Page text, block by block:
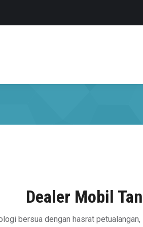
Dealer Mobil
bersua dengan hasrat